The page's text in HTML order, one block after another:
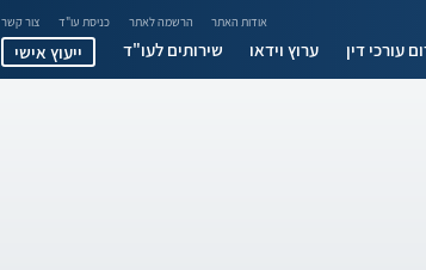
אודות האתר הרשמה לאתר כניסת עו"ד צור קשר
עורכי דין ערוץ וידאו שירותים לעו"ד ייעוץ אישי